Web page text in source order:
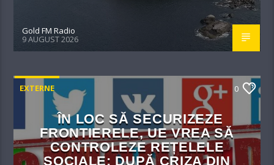
Gold FM Radio
9 AUGUST 2026
EXTERNE 0
ÎN LOC SĂ SECURIZEZE
FRONTIERELE, UE VREA SĂ
CONTROLEZE REȚELELE
SOCIALE: DUPĂ CRIZA DIN